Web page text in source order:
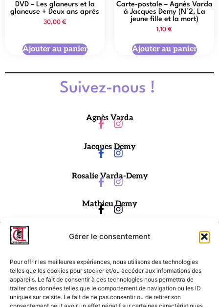
Gérer le consentement
Pour offrir les meilleures expériences, nous utilisons des technologies
telles que les cookies pour stocker et/ou accéder aux informations des
appareils. Le fait de consentir à ces technologies nous permettra de
traiter des données telles que le comportement de navigation ou les ID
uniques sur ce site. Le fait de ne pas consentir ou de retirer son
DVD – Les glaneurs et la
glaneuse + Deux ans après
30,00 €
Ajouter au panier
Carte-postale – Agnès Varda
à Jacques Demy (N°2, La
jeune fille et la mort)
1,10 €
Ajouter au panier
Suivez-nous !
Agnès Varda
Jacques Demy
Rosalie Varda-Demy
Mathieu Demy
Ciné-Tamaris